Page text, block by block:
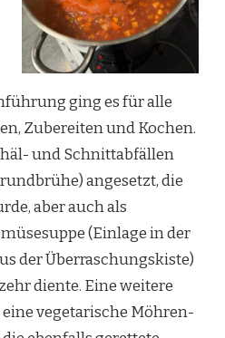
ging es für alle
Zubereiten und Kochen.
und Schnittabfällen
angesetzt, die
aber auch als
(Einlage in der
der Überraschungskiste)
diente. Eine weitere
vegetarische Möhren-